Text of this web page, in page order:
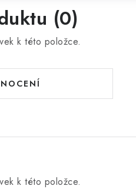
(0)
k této položce.
k této položce.